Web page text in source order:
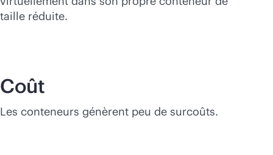
taille réduite.
Coût
Les conteneurs génèrent peu de surcoûts.